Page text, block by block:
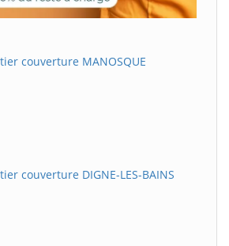
couverture MANOSQUE
couverture DIGNE-LES-BAINS